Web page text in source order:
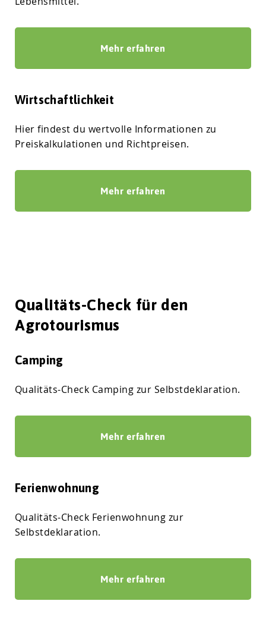
Mehr erfahren
Wirtschaftlichkeit
Hier findest du wertvolle Informationen zu
Preiskalkulationen und Richtpreisen.
Mehr erfahren
Qualitäts-Check für den
Agrotourismus
Camping
Qualitäts-Check Camping zur Selbstdeklaration.
Mehr erfahren
Ferienwohnung
Qualitäts-Check Ferienwohnung zur
Selbstdeklaration.
Mehr erfahren